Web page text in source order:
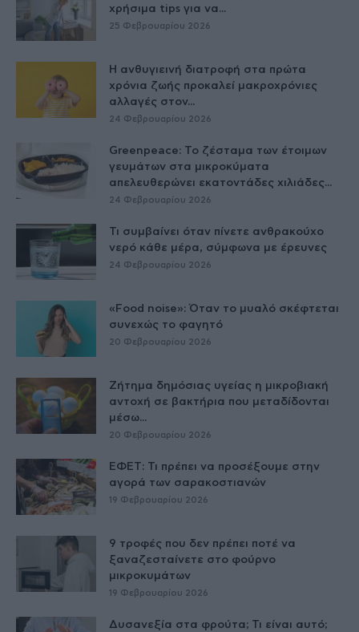
χρήσιμα tips για να...
25 Φεβρουαρίου 2026
Η ανθυγιεινή διατροφή στα πρώτα
χρόνια ζωής προκαλεί μακροχρόνιες
αλλαγές στον...
24 Φεβρουαρίου 2026
Greenpeace: Το ζέσταμα των έτοιμων
γευμάτων στα μικροκύματα
απελευθερώνει εκατοντάδες χιλιάδες...
24 Φεβρουαρίου 2026
Τι συμβαίνει όταν πίνετε ανθρακούχο
νερό κάθε μέρα, σύμφωνα με έρευνες
24 Φεβρουαρίου 2026
«Food noise»: Όταν το μυαλό σκέφτεται
συνεχώς το φαγητό
20 Φεβρουαρίου 2026
Ζήτημα δημόσιας υγείας η μικροβιακή
αντοχή σε βακτήρια που μεταδίδονται
μέσω...
20 Φεβρουαρίου 2026
ΕΦΕΤ: Τι πρέπει να προσέξουμε στην
αγορά των σαρακοστιανών
19 Φεβρουαρίου 2026
9 τροφές που δεν πρέπει ποτέ να
ξαναζεσταίνετε στο φούρνο
μικροκυμάτων
19 Φεβρουαρίου 2026
Δυσανεξία στα φρούτα; Τι είναι αυτό;